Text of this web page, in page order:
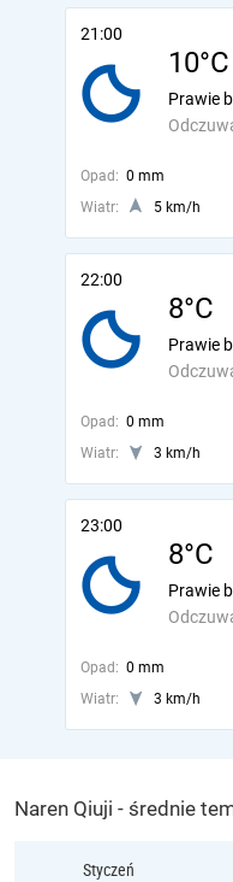
21:00
10°C
Prawie
Opad: 0 mm
Wiatr:
5 km/h
22:00
8°C
Prawie
Opad: 0 mm
Wiatr:
3 km/h
23:00
8°C
Prawie
Opad: 0 mm
Wiatr:
3 km/h
Naren Qiuji - średnie
Styczeń